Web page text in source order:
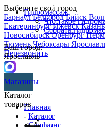
Выберите свой город
БарнаулБелгородБийск
ЕкатеринбургИжевск
НовосибирскОренбург
ТюменьЧебоксары
Перезвонить
Гидромассаж
Что такое
Собрать
Ваш город:
Ярославль
Магазины
Каталог
товаровГлавная
- Каталог
-Санфаянс